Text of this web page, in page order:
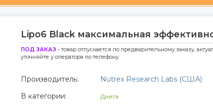
Lipo6 Black максимальная
ПОД ЗАКАЗ - товар отпускается по предварительному заказу,
уточняйте у оператора по телефону
Производитель:
Nutrex Research Labs (США)
В категории:
Диета